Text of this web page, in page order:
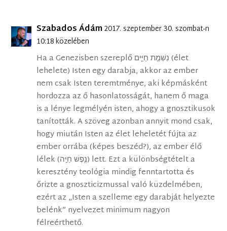
Szabados Ádám2017. szeptember 30. szombat-n
10:18 közelében
Ha a Genezisben szereplő נִשְׁמַ֣ת חַיִּ֑ים (élet
lehelete) Isten egy darabja, akkor az ember
nem csak Isten teremtménye, aki képmásként
hordozza az ő hasonlatosságát, hanem ő maga
is a lénye legmélyén isten, ahogy a gnosztikusok
tanították. A szöveg azonban annyit mond csak,
hogy miután Isten az élet leheletét fújta az
ember orrába (képes beszéd?), az ember élő
lélek (נֶ֥פֶשׁ חַיָּֽה) lett. Ezt a különbségtételt a
keresztény teológia mindig fenntartotta és
őrizte a gnoszticizmussal való küzdelmében,
ezért az „Isten a szelleme egy darabját helyezte
belénk” nyelvezet minimum nagyon
félreérthető.